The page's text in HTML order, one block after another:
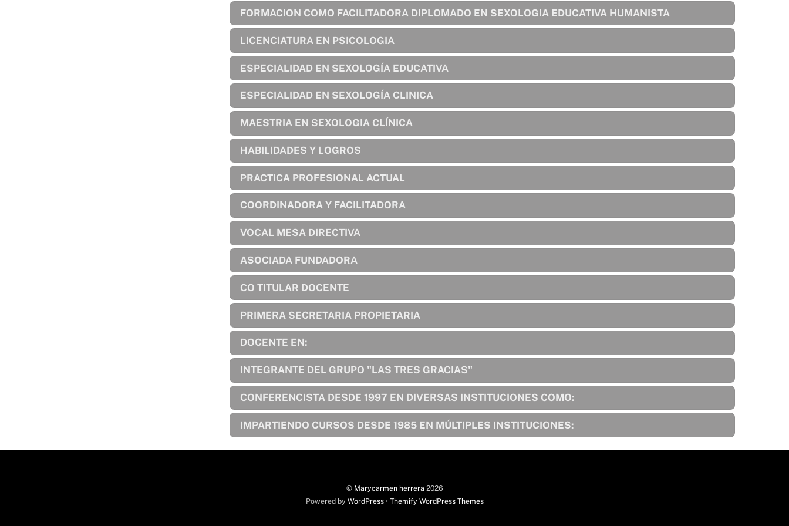
FORMACION COMO FACILITADORA DIPLOMADO EN SEXOLOGIA EDUCATIVA HUMANISTA
LICENCIATURA EN PSICOLOGIA
ESPECIALIDAD EN SEXOLOGÍA EDUCATIVA
ESPECIALIDAD EN SEXOLOGÍA CLINICA
MAESTRIA EN SEXOLOGIA CLÍNICA
HABILIDADES Y LOGROS
PRACTICA PROFESIONAL ACTUAL
COORDINADORA Y FACILITADORA
VOCAL MESA DIRECTIVA
ASOCIADA FUNDADORA
CO TITULAR DOCENTE
PRIMERA SECRETARIA PROPIETARIA
DOCENTE EN:
INTEGRANTE DEL GRUPO "LAS TRES GRACIAS"
CONFERENCISTA DESDE 1997 EN DIVERSAS INSTITUCIONES COMO:
IMPARTIENDO CURSOS DESDE 1985 EN MÚLTIPLES INSTITUCIONES:
© Marycarmen herrera 2026
Powered by WordPress• Themify WordPress Themes